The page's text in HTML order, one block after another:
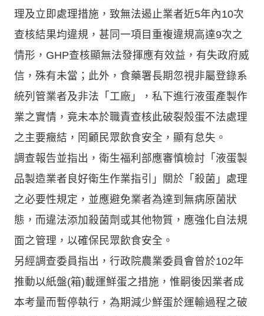
理及立即處理措施，致無法遏止業者近5年內10次
查核結果均違規，甚同一項目重複違規高達9次之
情形，GHP查核顯無法發揮應有效益，有失政府威
信，殊有未當；此外，食藥署長期忽視非屬登錄系
統列管業者及非法「工廠」，私下進行液蛋產製作
業之實情，竟未本於職責查核此破裂殼蛋不法處理
之主要癥結，罔顧民眾飲食安全，顯有怠失。
調查報告並指出，衛生福利部應審慎檢討「液蛋製
品製造業者良好衛生作業指引」關於「殺菌」處理
之必要性規定，並應避免業者為達到無病原菌狀
態，而違法添加殺菌劑或其他物質，應強化自法規
面之管理，以確保民眾飲食安全。
另經調查委員指出，行政院農業委員會曾於102年
推動以紙盤(箱)載運鮮蛋之措施，惟嗣後因業者成
本考量而暫停執行，為期減少鮮蛋於運輸過程之破